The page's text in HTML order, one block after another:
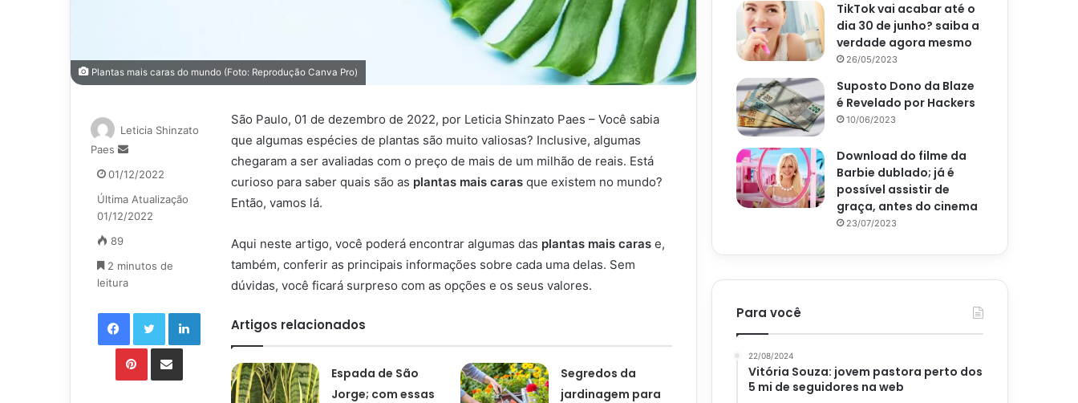
Plantas mais caras do mundo (Foto: Reprodução Canva Pro)
São Paulo, 01 de dezembro de 2022, por Leticia Shinzato Paes – Você sabia
que algumas espécies de plantas são muito valiosas? Inclusive, algumas
chegaram a ser avaliadas com o preço de mais de um milhão de reais. Está
curioso para saber quais são as plantas mais caras que existem no mundo?
Então, vamos lá.
Aqui neste artigo, você poderá encontrar algumas das plantas mais caras e,
também, conferir as principais informações sobre cada uma delas. Sem
dúvidas, você ficará surpreso com as opções e os seus valores.
Artigos relacionados
Espada de São
Jorge; com essas
Segredos da
jardinagem para
Leticia Shinzato
Paes
Mande
e-
mail
01/12/2022
Última Atualização
01/12/2022
89
2 minutos de
leitura
FacebookTwitterLinkedin
PinterestCompartilhar via e-mail
TikTok vai acabar até o
dia 30 de junho? saiba a
verdade agora mesmo
26/05/2023
Suposto Dono da Blaze
é Revelado por Hackers
10/06/2023
Download do filme da
Barbie dublado; já é
possível assistir de
graça, antes do cinema
23/07/2023
Para você
22/08/2024
Vitória Souza: jovem pastora perto dos
5 mi de seguidores na web